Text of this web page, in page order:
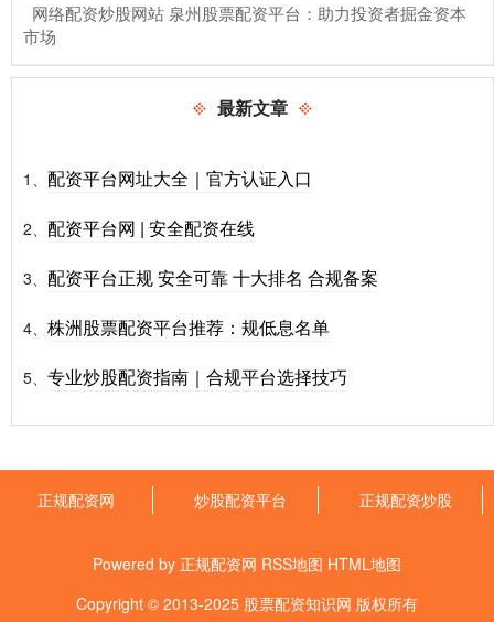
​网络配资炒股网站 泉州股票配资平台：助力投资者掘金资本
市场
最新文章
1、 配资平台网址大全｜官方认证入口
2、 配资平台网 | 安全配资在线
3、 配资平台正规 安全可靠 十大排名 合规备案
4、 株洲股票配资平台推荐：规低息名单
5、 专业炒股配资指南｜合规平台选择技巧
正规配资网 炒股配资平台 正规配资炒股
Powered by 正规配资网 RSS地图 HTML地图
Copyright © 2013-2025 股票配资知识网 版权所有